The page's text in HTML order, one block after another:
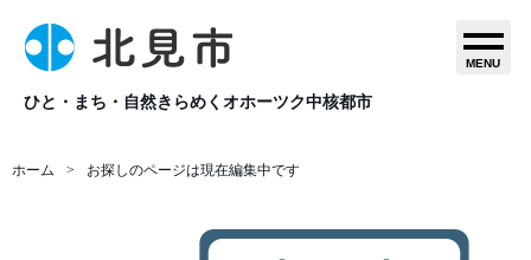
ひと・まち・自然きらめくオホーツク中核都市
MENU
ホーム お探しのページは現在編集中です